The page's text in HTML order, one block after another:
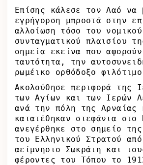
Επίσης κάλεσε τον Λαό να
εγρήγορση μπροστά στην
αλλοίωση τόσο του
συνταγματικού πλαισίου
σημεία εκείνα που
ταυτότητα, την
ρωμέικο ορθόδοξο
Ακολούθησε περιφορά της
των Αγίων και των Ιερών
ανά την πόλη της Αρναίας
κατατέθηκαν στεφάνια στο
ανεγέρθηκε στο σημείο
του Ελληνικού Στρατού
αείμνηστο Σωκράτη και
φέροντες του Τόπου το